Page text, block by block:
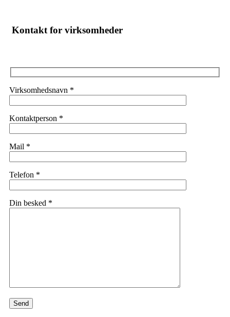
Kontakt for virksomheder
Virksomhedsnavn *
Kontaktperson *
Mail *
Telefon *
Din besked *